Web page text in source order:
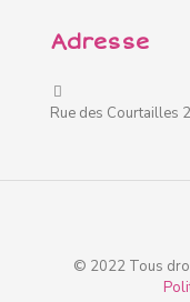
Adresse
Rue des Courtailles
© 2022 Tous